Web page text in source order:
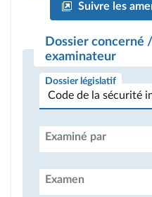
Suivre les
Dossier concerné
examinateur
Dossier législatif
Examiné par
Examen